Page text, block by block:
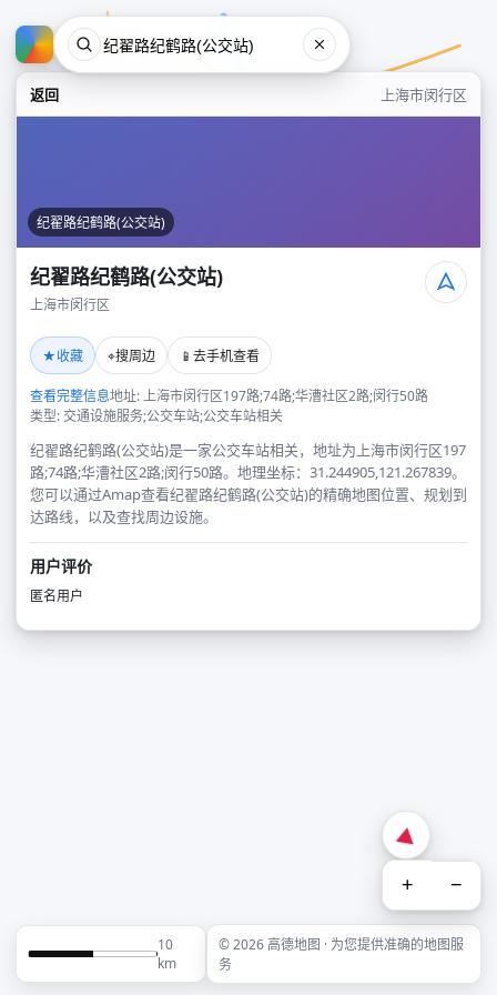
返回 上海市闵行区
纪翟路纪鹤路(公交站)
纪翟路纪鹤路(公交站)
上海市闵行区
★收藏 ⌖搜周边 📱 去手机查看
查看完整信息地址: 上海市闵行区197路;74路;华漕社区2路;闵行50路
类型: 交通设施服务;公交车站;公交车站相关
纪翟路纪鹤路(公交站)是一家公交车站相关，地址为上海市闵行区197
路;74路;华漕社区2路;闵行50路。地理坐标：31.244905,121.267839。
您可以通过Amap查看纪翟路纪鹤路(公交站)的精确地图位置、规划到
达路线，以及查找周边设施。
用户评价
匿名用户
+ −
10
km
© 2026 高德地图 · 为您提供准确的地图服
务